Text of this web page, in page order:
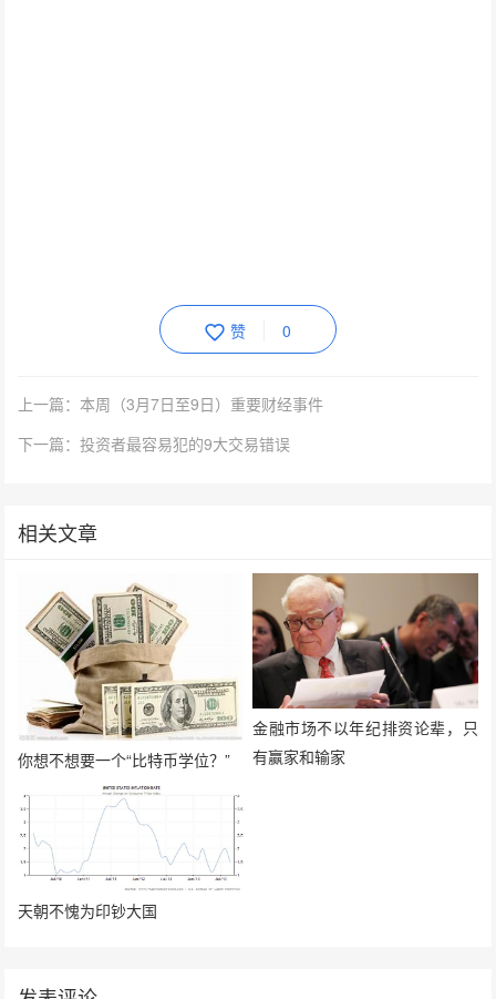
赞 0
上一篇：本周（3月7日至9日）重要财经事件
下一篇：投资者最容易犯的9大交易错误
相关文章
你想不想要一个“比特币学位？”
金融市场不以年纪排资论辈，只
有赢家和输家
天朝不愧为印钞大国